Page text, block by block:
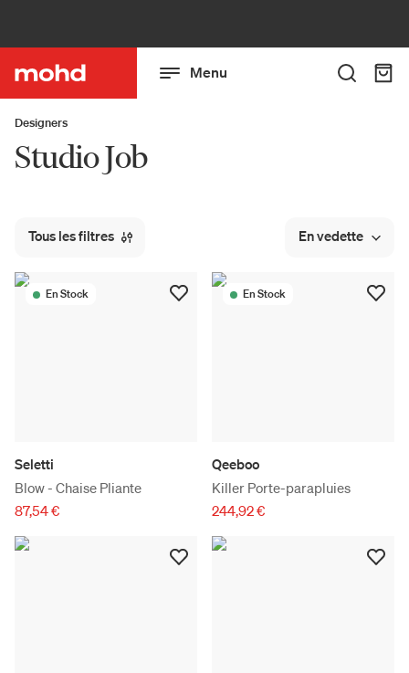
Menu
Designers
Studio Job
Tous les filtres En vedette
En Stock
Seletti
Blow - Chaise Pliante
87,54 €
En Stock
Qeeboo
Killer Porte-parapluies
244,92 €